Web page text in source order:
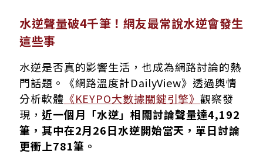
水逆聲量破4千筆！網友最常說水逆會發生
這些事
水逆是否真的影響生活，也成為網路討論的熱
門話題。《網路溫度計DailyView》透過輿情
分析軟體 《KEYPO大數據關鍵引擎》觀察發
現， 近一個月「水逆」相關討論聲量達4,192
筆，其中在2月26日水逆開始當天，單日討論
更衝上781筆。